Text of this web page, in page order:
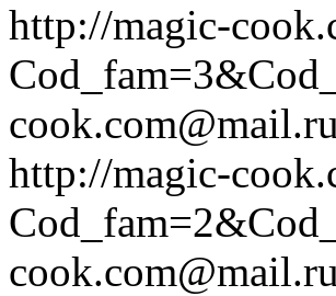
http://magic-
cook.com@mail.ru
http://magic-
cook.com@mail.ru